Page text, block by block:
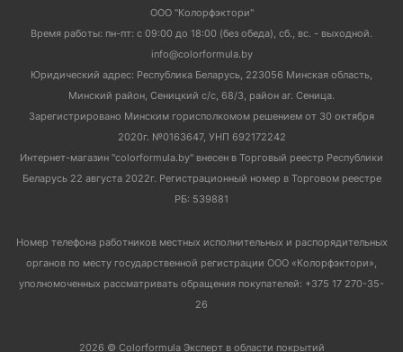
ООО "Колорфэктори"
Время работы: пн-пт: с 09:00 до 18:00 (без обеда), сб., вс. - выходной.
info@colorformula.by
Юридический адрес: Республика Беларусь, 223056 Минская область,
Минский район, Сеницкий с/с, 68/3, район аг. Сеница.
Зарегистрировано Минским горисполкомом решением от 30 октября
2020г. №0163647, УНП 692172242
Интернет-магазин "colorformula.by" внесен в Торговый реестр Республики
Беларусь 22 августа 2022г. Регистрационный номер в Торговом реестре
РБ: 539881
Номер телефона работников местных исполнительных и распорядительных
органов по месту государственной регистрации ООО «Колорфэктори»,
уполномоченных рассматривать обращения покупателей: +375 17 270-35-
26
2026 © Colorformula Эксперт в области покрытий